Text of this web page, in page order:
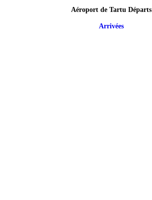
Aéroport de Tartu Départs
Arrivées